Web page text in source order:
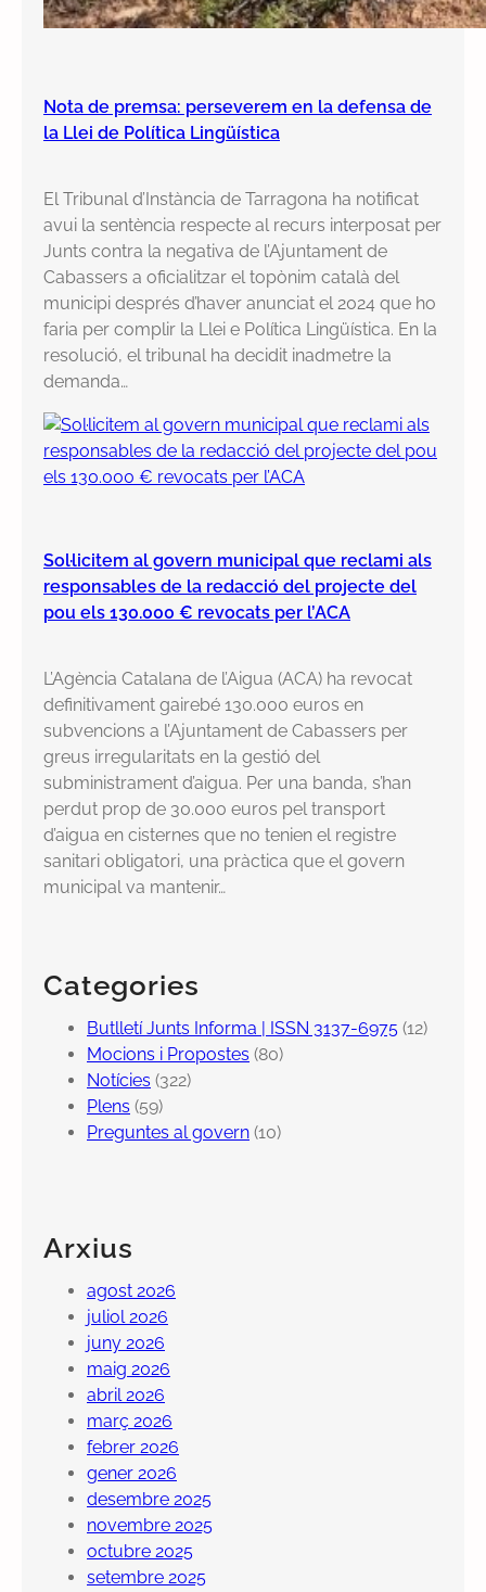
a
Nota de premsa: perseverem en la defensa de
la Llei de Política Lingüística
El Tribunal d’Instància de Tarragona ha notificat
avui la sentència respecte al recurs interposat per
Junts contra la negativa de l’Ajuntament de
Cabassers a oficialitzar el topònim català del
municipi després d’haver anunciat el 2024 que ho
faria per complir la Llei e Política Lingüística. En la
resolució, el tribunal ha decidit inadmetre la
demanda…
Sol·licitem al govern municipal que reclami als
responsables de la redacció del projecte del
pou els 130.000 € revocats per l’ACA
L’Agència Catalana de l’Aigua (ACA) ha revocat
definitivament gairebé 130.000 euros en
subvencions a l’Ajuntament de Cabassers per
greus irregularitats en la gestió del
subministrament d’aigua. Per una banda, s’han
perdut prop de 30.000 euros pel transport
d’aigua en cisternes que no tenien el registre
sanitari obligatori, una pràctica que el govern
municipal va mantenir…
Categories
Butlletí Junts Informa | ISSN 3137-6975 (12)
Mocions i Propostes (80)
Notícies (322)
Plens (59)
Preguntes al govern (10)
Arxius
agost 2026
juliol 2026
juny 2026
maig 2026
abril 2026
març 2026
febrer 2026
gener 2026
desembre 2025
novembre 2025
octubre 2025
setembre 2025